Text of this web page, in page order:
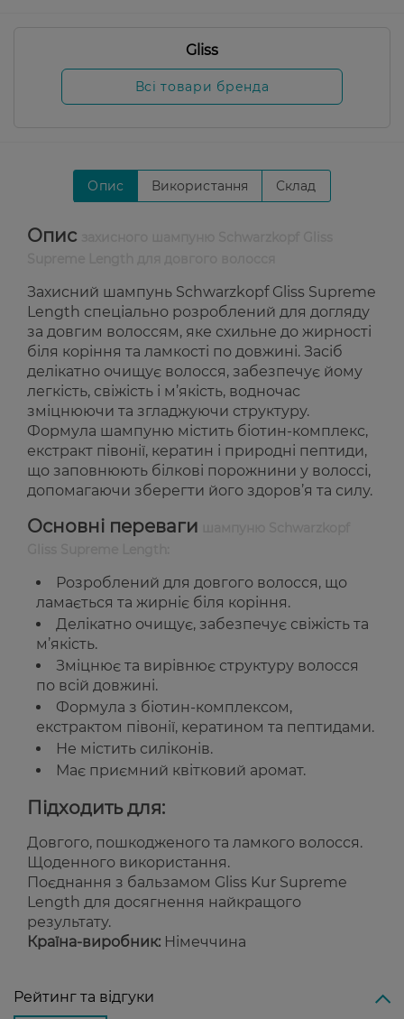
Gliss
Всі товари бренда
Опис Використання Склад
Опис
Захисний шампунь Schwarzkopf Gliss Supreme
Length спеціально розроблений для догляду
за довгим волоссям, яке схильне до жирності
біля коріння та ламкості по довжині. Засіб
делікатно очищує волосся, забезпечує йому
легкість, свіжість і м’якість, водночас
зміцнюючи та згладжуючи структуру.
Формула шампуню містить біотин-комплекс,
екстракт півонії, кератин і природні пептиди,
що заповнюють білкові порожнини у волоссі,
допомагаючи зберегти його здоров’я та силу.
Основні переваги
Розроблений для довгого волосся, що
ламається та жирніє біля коріння.
Делікатно очищує, забезпечує свіжість та
м’якість.
Зміцнює та вирівнює структуру волосся
по всій довжині.
Формула з біотин-комплексом,
екстрактом півонії, кератином та пептидами.
Не містить силіконів.
Має приємний квітковий аромат.
Підходить для:
Довгого, пошкодженого та ламкого волосся.
Щоденного використання.
Поєднання з бальзамом Gliss Kur Supreme
Length для досягнення найкращого
результату.
Країна-виробник: Німеччина
Рейтинг та відгуки